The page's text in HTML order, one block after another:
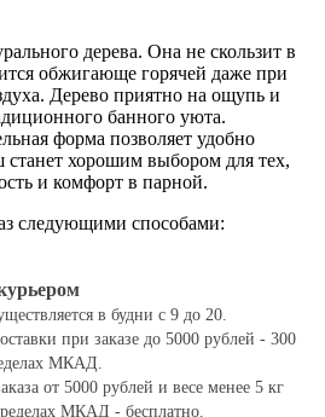
дерева. Она не скользит в
обжигающе горячей даже при
Дерево приятно на ощупь и
банного уюта.
форма позволяет удобно
станет хорошим выбором для тех,
и комфорт в парной.
следующими способами:
в будни с 9 до 20.
при заказе до 5000 рублей - 300
МКАД.
от 5000 рублей и весе менее 5 кг
МКАД - бесплатно.